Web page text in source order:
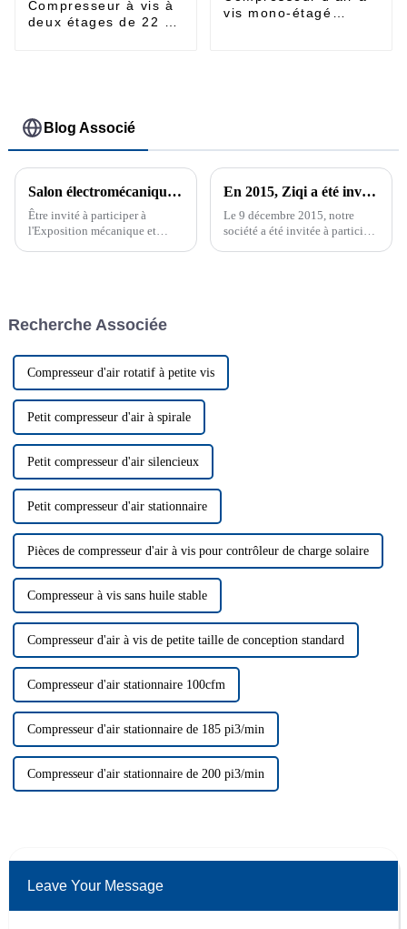
Compresseur à vis à
deux étages de 22 à
vis mono-étagé
Blog Associé
Salon électromécanique Asie-Europe 2019 du Xinjiang
Être invité à participer à
l'Exposition mécanique et
En 2015, Ziqi a été invité à participer à la Pragati Maidan Global Industry Expo à New Delhi
Le 9 décembre 2015, notre
société a été invitée à participer
Recherche Associée
Compresseur d'air rotatif à petite vis
Petit compresseur d'air à spirale
Petit compresseur d'air silencieux
Petit compresseur d'air stationnaire
Pièces de compresseur d'air à vis pour contrôleur de charge solaire
Compresseur à vis sans huile stable
Compresseur d'air à vis de petite taille de conception standard
Compresseur d'air stationnaire 100cfm
Compresseur d'air stationnaire de 185 pi3/min
Compresseur d'air stationnaire de 200 pi3/min
Leave Your Message